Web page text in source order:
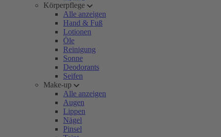
Körperpflege
Alle anzeigen
Hand & Fuß
Lotionen
Öle
Reinigung
Sonne
Deodorants
Seifen
Make-up
Alle anzeigen
Augen
Lippen
Nägel
Pinsel